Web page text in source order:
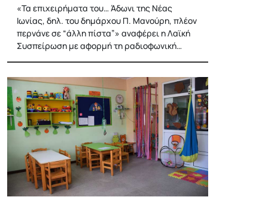
«Τα επιχειρήματα του… Άδωνι της Νέας
Ιωνίας, δηλ. του δημάρχου Π. Μανούρη, πλέον
περνάνε σε “άλλη πίστα”» αναφέρει η Λαϊκή
Συσπείρωση με αφορμή τη ραδιοφωνική…